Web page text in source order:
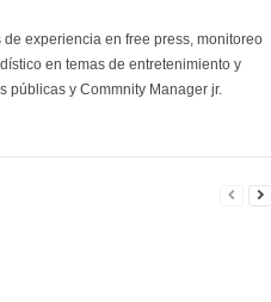
experiencia en free press, monitoreo
en temas de entretenimiento y
públicas y Commnity Manager jr.